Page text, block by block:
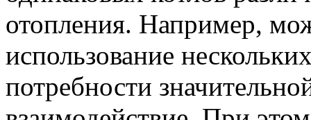
отопления. Например,
использование
потребности